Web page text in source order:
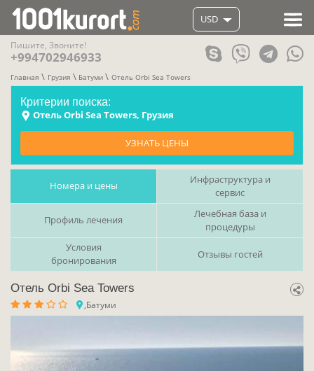
USD
Пишите, Звоните!
+994702946933
Главная Грузия Батуми Отель Orbi Sea Towers
Критерии поиска:
Отель Orbi Sea Towers, Грузия
УЗНАТЬ ЦЕНЫ
Номера и цены
Инфраструктура и
сервис
Профиль лечения
Лечебная база и
процедуры
Условия
бронирования
Отзывы гостей
Отель Orbi Sea Towers
,Батуми